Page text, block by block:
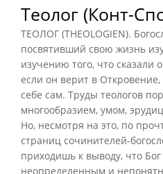
Теолог (Конт-
ТЕОЛОГ (THEOLOGIEN).
посвятивший свою жизнь
изучению того, что сказали
если он верит в
себе сам. Труды теологов
многообразием, умом,
Но, несмотря на это, по
страниц сочинителей-
приходишь к выводу, что Бог
неопределенным и